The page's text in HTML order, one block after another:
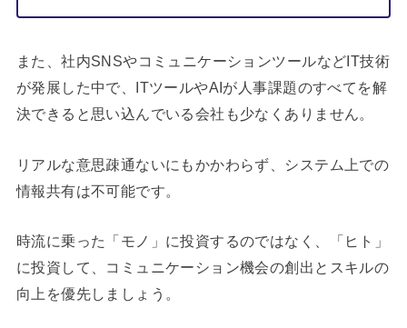
また、社内SNSやコミュニケーションツールなどIT技術
が発展した中で、ITツールやAIが人事課題のすべてを解
決できると思い込んでいる会社も少なくありません。
リアルな意思疎通ないにもかかわらず、システム上での
情報共有は不可能です。
時流に乗った「モノ」に投資するのではなく、「ヒト」
に投資して、コミュニケーション機会の創出とスキルの
向上を優先しましょう。